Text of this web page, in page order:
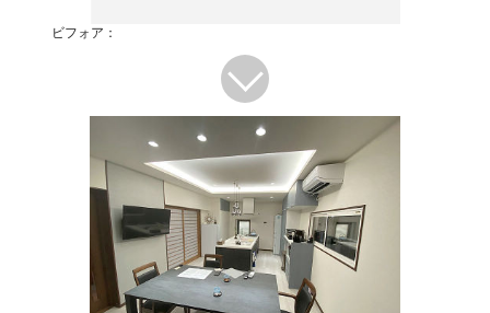
ビフォア：